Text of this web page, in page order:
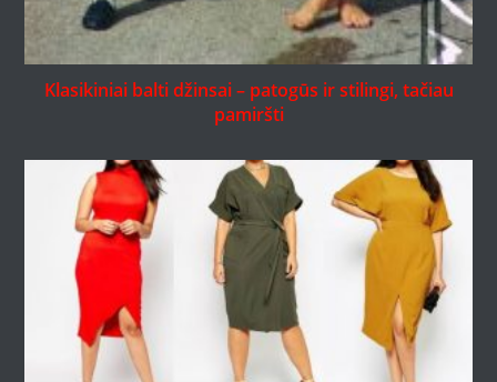
Klasikiniai balti džinsai – patogūs ir stilingi, tačiau
pamiršti